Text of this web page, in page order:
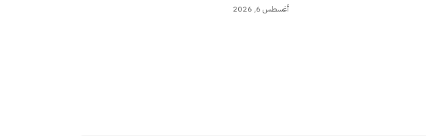
أغسطس 6, 2026